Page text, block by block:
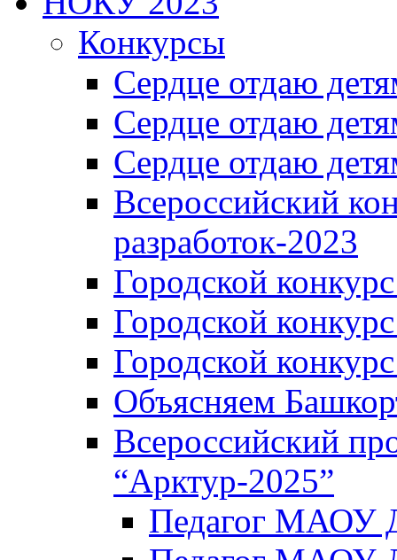
Конкурсы
Сердце отдаю
Сердце отдаю
Сердце отдаю
Всероссийский
разработок-2023
Городской
Городской
Городской
Объясняем
Всероссийский
“Арктур-2025”
Педагог МАОУ